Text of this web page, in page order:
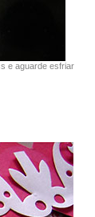
e aguarde esfriar